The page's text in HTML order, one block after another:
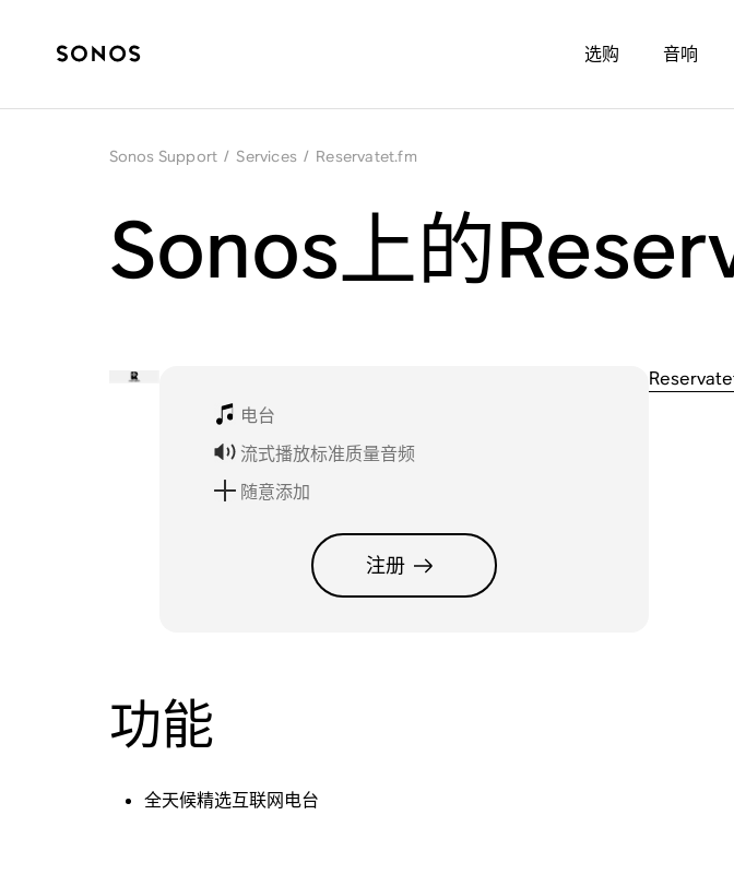
选购 音响
Sonos Support / Services / Reservatet.fm
Sonos上的
电台
流式播放标准质量音频
随意添加
注册
功能
全天候精选互联网电台